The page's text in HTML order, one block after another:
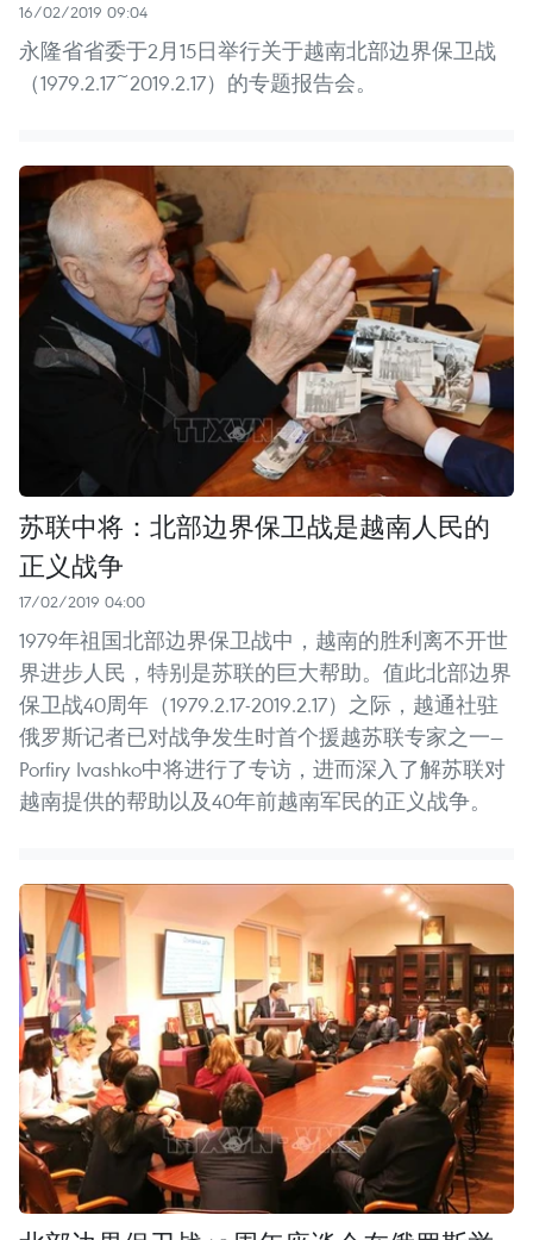
16/02/2019 09:04
永隆省省委于2月15日举行关于越南北部边界保卫战
（1979.2.17~2019.2.17）的专题报告会。
苏联中将：北部边界保卫战是越南人民的
正义战争
17/02/2019 04:00
1979年祖国北部边界保卫战中，越南的胜利离不开世
界进步人民，特别是苏联的巨大帮助。值此北部边界
保卫战40周年（1979.2.17-2019.2.17）之际，越通社驻
俄罗斯记者已对战争发生时首个援越苏联专家之一—
Porfiry Ivashko中将进行了专访，进而深入了解苏联对
越南提供的帮助以及40年前越南军民的正义战争。